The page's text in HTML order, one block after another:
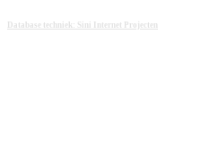
Database techniek: Sini Internet Projecten